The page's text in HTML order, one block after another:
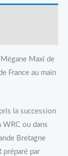
Maxi de
France au main
la succession
WRC ou dans
Bretagne
préparé par